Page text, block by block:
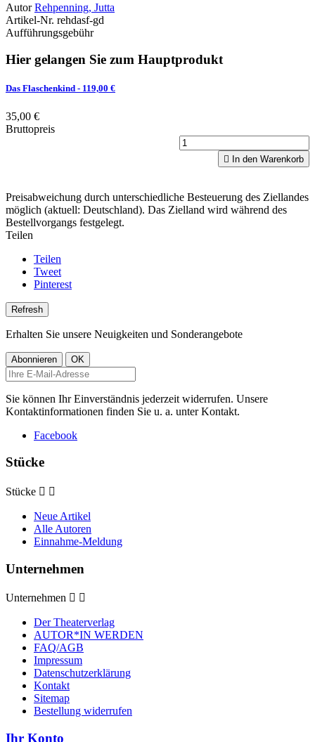
Autor Rehpenning, Jutta
Artikel-Nr. rehdasf-gd
Aufführungsgebühr
Hier gelangen Sie zum Hauptprodukt
Das Flaschenkind - 119,00 €
35,00 €
Bruttopreis
 In den Warenkorb
Preisabweichung durch unterschiedliche Besteuerung des Ziellandes
möglich (aktuell: Deutschland). Das Zielland wird während des
Bestellvorgangs festgelegt.
Teilen
Teilen
Tweet
Pinterest
Erhalten Sie unsere Neuigkeiten und Sonderangebote
Sie können Ihr Einverständnis jederzeit widerrufen. Unsere
Kontaktinformationen finden Sie u. a. unter Kontakt.
Facebook
Stücke
Stücke  
Neue Artikel
Alle Autoren
Einnahme-Meldung
Unternehmen
Unternehmen  
Der Theaterverlag
AUTOR*IN WERDEN
FAQ/AGB
Impressum
Datenschutzerklärung
Kontakt
Sitemap
Bestellung widerrufen
Ihr Konto